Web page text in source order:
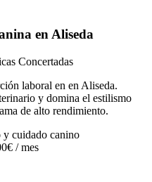
en Aliseda
Concertadas
laboral en en Aliseda.
y domina el estilismo
de alto rendimiento.
cuidado canino
/ mes